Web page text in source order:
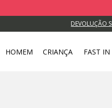
DEVOLUÇÃO
HOMEM CRIANÇA FAST IN